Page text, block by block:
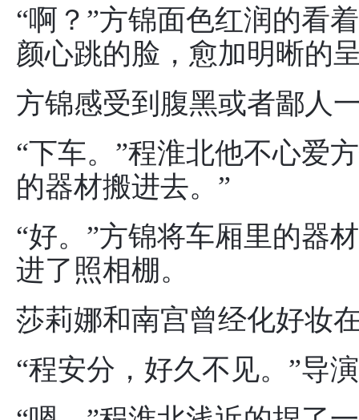
“啊？”方锦面色红润的看
颜心跳的脸，愈加明晰的
方锦感受到腹黑或者鄙人
“下车。”程淮北他不心爱
的器材搬进去。”
“好。”方锦将车厢里的器
进了照相棚。
莎莉娜和南宫曾经化好妆
“程安分，好久不见。”导